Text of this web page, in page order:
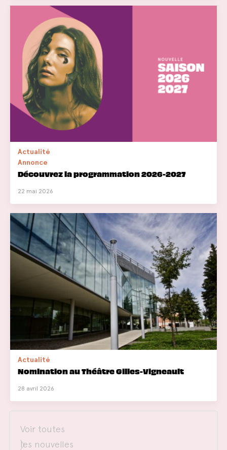
Actualité
Annonce
Découvrez la programmation 2026-2027
22 mai 2026
Actualité
Nomination au Théâtre Gilles-Vigneault
28 avril 2026
Voir toutes
les nouvelles